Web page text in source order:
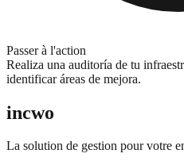
Passer à l'action
Realiza una auditoría de tu
identificar áreas de mejora.
incwo
La solution de gestion pour votre